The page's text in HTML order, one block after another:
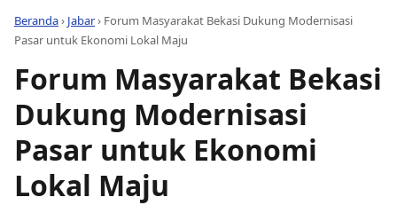
Beranda› Jabar› Forum Masyarakat Bekasi Dukung Modernisasi
Pasar untuk Ekonomi Lokal Maju
Forum Masyarakat Bekasi
Dukung Modernisasi
Pasar untuk Ekonomi
Lokal Maju